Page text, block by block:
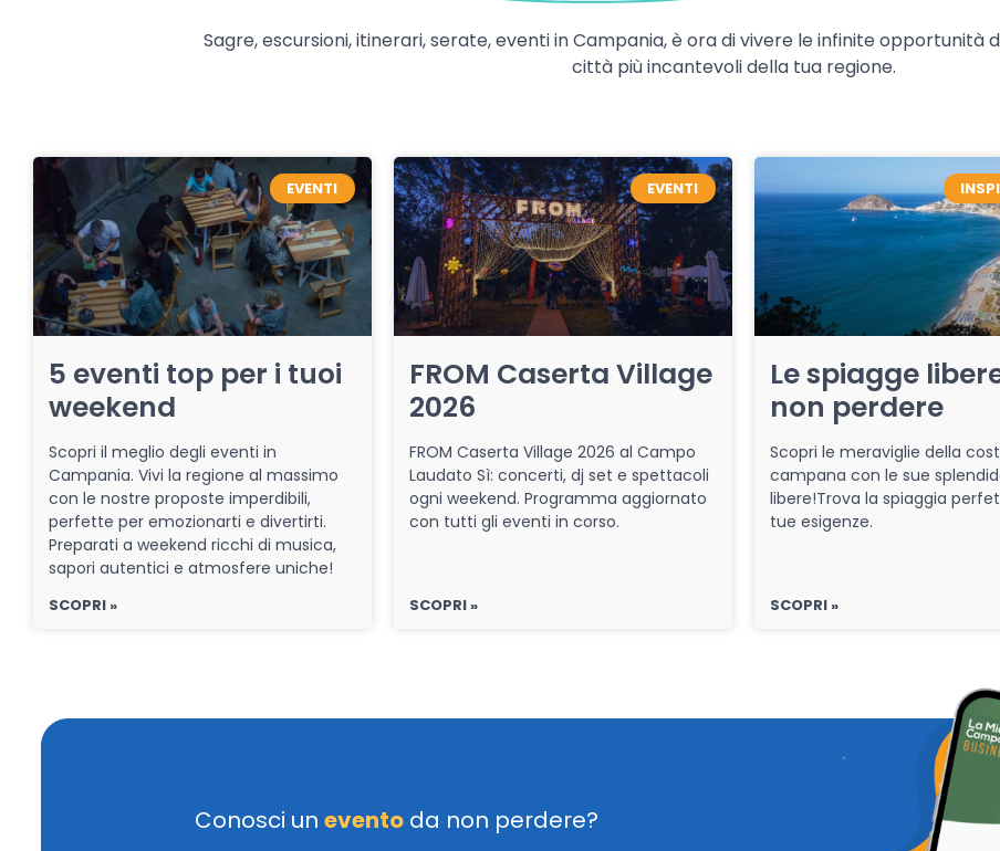
Sagre, escursioni, itinerari, serate, eventi in Campania, è ora di vivere le infinite opportunità
città più incantevoli della tua regione.
EVENTI
5 eventi top per i tuoi
weekend
Scopri il meglio degli eventi in
Campania. Vivi la regione al massimo
con le nostre proposte imperdibili,
perfette per emozionarti e divertirti.
Preparati a weekend ricchi di musica,
sapori autentici e atmosfere uniche!
SCOPRI »
EVENTI
FROM Caserta Village
2026
FROM Caserta Village 2026 al Campo
Laudato Sì: concerti, dj set e spettacoli
ogni weekend. Programma aggiornato
con tutti gli eventi in corso.
SCOPRI »
Le spiagge
non perdere
Scopri le meraviglie della
campana con le sue
libere!Trova la spiaggia
tue esigenze.
SCOPRI »
Conosci un evento da non perdere?